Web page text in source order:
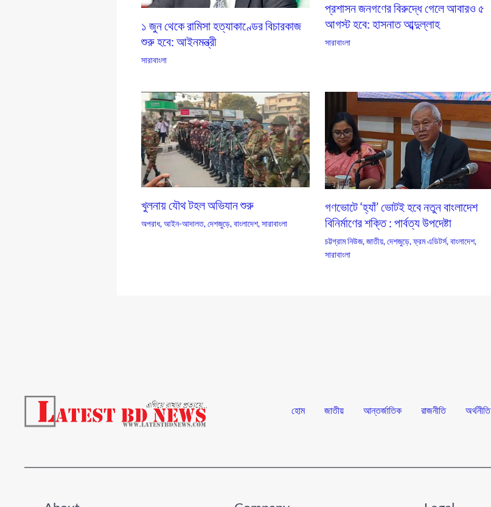
১ জুন থেকে রামিসা হত্যাকাণ্ডের বিচারকাজ
শুরু হবে: আইনমন্ত্রী
সারাবাংলা
প্রশাসন জনগণের বিরুদ্ধে গেলে আবারও ৫
আগস্ট হবে: হাসনাত আব্দুল্লাহ
সারাবাংলা
খুলনায় যৌথ টহল অভিযান শুরু
অপরাধ,আইন-আদালত,দেশজুড়ে,বাংলাদেশ,সারাবাংলা
গণভোটে ‘হ্যাঁ’ ভোটই হবে নতুন বাংলাদেশ
বিনির্মাণের শক্তি : পার্বত্য উপদেষ্টা
চট্টগ্রাম নিউজ,জাতীয়,দেশজুড়ে,ফ্রম এডিটর্স,বাংলাদেশ,
সারাবাংলা
হোম জাতীয় আন্তর্জাতিক রাজনীতি অর্থনীতি